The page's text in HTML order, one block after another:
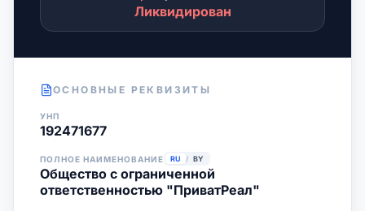
Ликвидирован
ОСНОВНЫЕ РЕКВИЗИТЫ
УНП
192471677
ПОЛНОЕ НАИМЕНОВАНИЕ RU / BY
Общество с ограниченной
ответственностью "ПриватРеал"